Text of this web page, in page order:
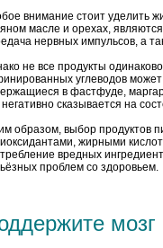
внимание стоит уделить
масле и орехах,
нервных импульсов, а
не все продукты
углеводов
в фастфуде,
негативно сказывается на
образом, выбор продуктов
жирными
вредных
проблем со здоровьем.